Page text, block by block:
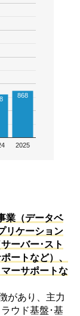
2025
868
業（データベ
リケーション
ーバー･スト
ートなど）、
ーサポートな
があり、主力
ウド基盤･基